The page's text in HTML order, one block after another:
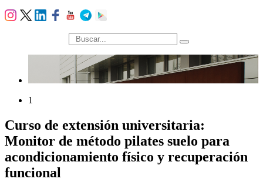
búsqueda
1
Curso de extensión universitaria:
Monitor de método pilates suelo para
acondicionamiento físico y recuperación
funcional